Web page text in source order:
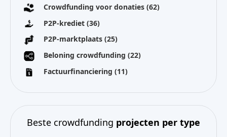
Crowdfunding voor donaties (62)
P2P-krediet (36)
P2P-marktplaats (25)
Beloning crowdfunding (22)
Factuurfinanciering (11)
Beste crowdfunding projecten per type